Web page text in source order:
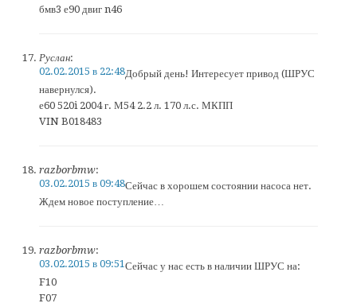
бмв3 е90 двиг n46
Руслан:
02.02.2015 в 22:48Добрый день! Интересует привод (ШРУС
навернулся).
е60 520i 2004 г. М54 2.2 л. 170 л.с. МКПП
VIN B018483
razborbmw:
03.02.2015 в 09:48Сейчас в хорошем состоянии насоса нет.
Ждем новое поступление…
razborbmw:
03.02.2015 в 09:51Сейчас у нас есть в наличии ШРУС на:
F10
F07